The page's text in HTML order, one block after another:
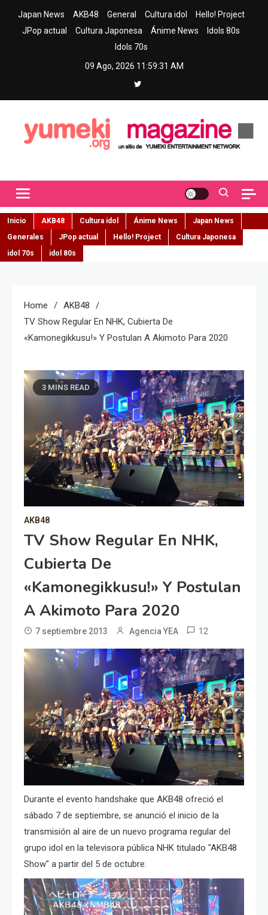
Japan News AKB48 General Cultura idol
Hello! Project
JPop actual
Cultura Japonesa Ánime News
Idols 80s
Idols 70s
09 Ago, 2026 11:59:32 AM
Inicio AKB48 Cultura idol Ánime News
Japan News
Generales
JPop actual Hello! Project
Cultura Japonesa
idol 70s
idol 80s
Home
AKB48
TV Show Regular En NHK, Cubierta De
«Kamonegikkusu!» Y Postulan A Akimoto Para 2020
3 MINS READ
AKB48
TV Show Regular En NHK,
Cubierta De
«Kamonegikkusu!» Y Postulan
A Akimoto Para 2020
7 septiembre 2013 Agencia YEA 12
Durante el evento handshake que AKB48 ofreció el
sábado 7 de septiembre, se anunció el inicio de la
transmisión al aire de un nuevo programa regular del
grupo idol en la televisora pública NHK titulado "AKB48
Show" a partir del 5 de octubre.